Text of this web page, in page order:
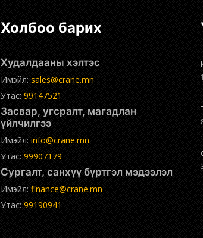
Холбоо барих
Худалдааны хэлтэс
Имэйл: sales@crane.mn
Утас: 99147521
Засвар, угсралт, магадлан
үйлчилгээ
Имэйл: info@crane.mn
Утас: 99907179
Сургалт, санхүү бүртгэл мэдээлэл
Имэйл: finance@crane.mn
Утас: 99190941